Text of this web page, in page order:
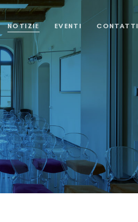
NOTIZIE EVENTI CONTATTI